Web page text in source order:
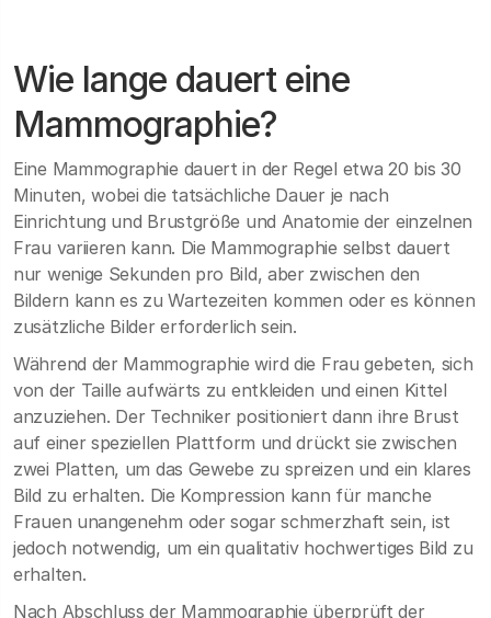
Wie lange dauert eine
Mammographie?
Eine Mammographie dauert in der Regel etwa 20 bis 30
Minuten, wobei die tatsächliche Dauer je nach
Einrichtung und Brustgröße und Anatomie der einzelnen
Frau variieren kann. Die Mammographie selbst dauert
nur wenige Sekunden pro Bild, aber zwischen den
Bildern kann es zu Wartezeiten kommen oder es können
zusätzliche Bilder erforderlich sein.
Während der Mammographie wird die Frau gebeten, sich
von der Taille aufwärts zu entkleiden und einen Kittel
anzuziehen. Der Techniker positioniert dann ihre Brust
auf einer speziellen Plattform und drückt sie zwischen
zwei Platten, um das Gewebe zu spreizen und ein klares
Bild zu erhalten. Die Kompression kann für manche
Frauen unangenehm oder sogar schmerzhaft sein, ist
jedoch notwendig, um ein qualitativ hochwertiges Bild zu
erhalten.
Nach Abschluss der Mammographie überprüft der